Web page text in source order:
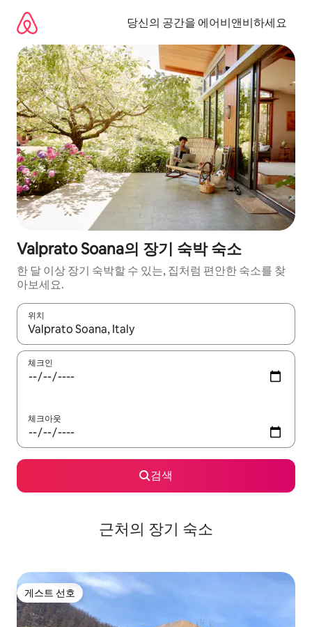
당신의 공간을 에어비앤비하세요
Valprato Soana의 장기 숙박 숙소
한 달 이상 장기 숙박할 수 있는, 집처럼 편안한 숙소를 찾
아보세요.
위치
결과가 나오면 위·아래 화살표 키를 사용하거나 터치 또는 스와이
체크인
체크아웃
검색
근처의 장기 숙소
게스트 선호
게스트 선호